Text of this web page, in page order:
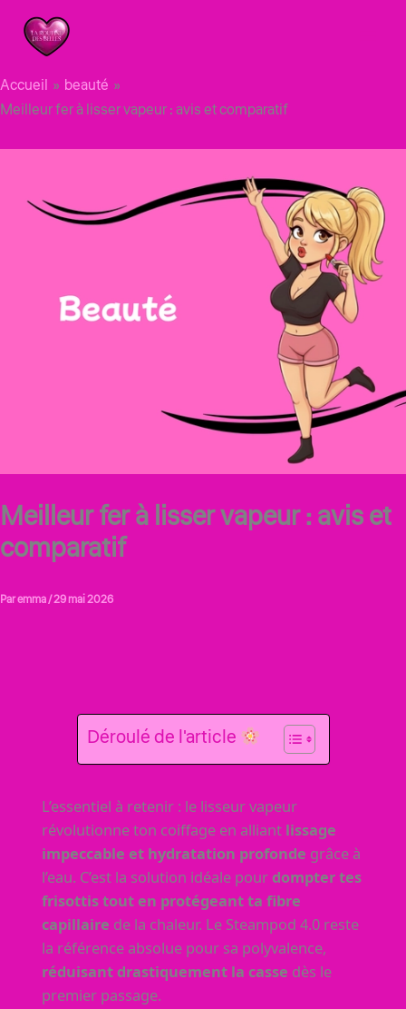
contenu
Accueil
beauté
Meilleur fer à lisser vapeur : avis et comparatif
Meilleur fer à lisser vapeur : avis et
comparatif
Paremma/29 mai 2026
Déroulé de l'article
L’essentiel à retenir : le lisseur vapeur
révolutionne ton coiffage en alliant lissage
impeccable et hydratation profonde grâce à
l’eau. C’est la solution idéale pourdompter tes
frisottis tout en protégeant ta fibre
capillaire de la chaleur. Le Steampod 4.0 reste
la référence absolue pour sa polyvalence,
réduisant drastiquement la casse dès le
premier passage.